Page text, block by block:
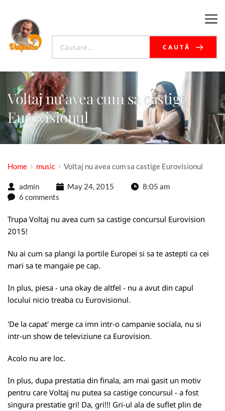
CAUTĂ
Voltaj nu avea cum sa castige
Eurovisionul
Home music Voltaj nu avea cum sa castige Eurovisionul
admin May 24, 2015
8:05 am
6 comments
Trupa Voltaj nu avea cum sa castige concursul Eurovision
2015!
Nu ai cum sa plangi la portile Europei si sa te astepti ca cei
mari sa te mangaie pe cap.
In plus, piesa - una okay de altfel - nu a avut din capul
locului nicio treaba cu Eurovisionul.
'De la capat' merge ca imn intr-o campanie sociala, nu si
intr-un show de televiziune ca Eurovision.
Acolo nu are loc.
In plus, dupa prestatia din finala, am mai gasit un motiv
pentru care Voltaj nu putea sa castige concursul - a fost
singura prestatie gri! Da, gri!!! Gri-ul ala de suflet plin de